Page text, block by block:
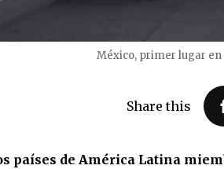
México, primer lugar
Share this
países de América Latina